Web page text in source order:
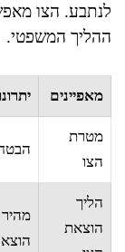
לנתבע. הצו
ההליך המשפטי.
מאפיינים
מטרת
הצו
הליך
הוצאת